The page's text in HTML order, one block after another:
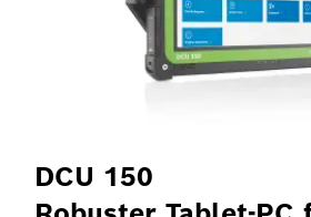
DCU 150